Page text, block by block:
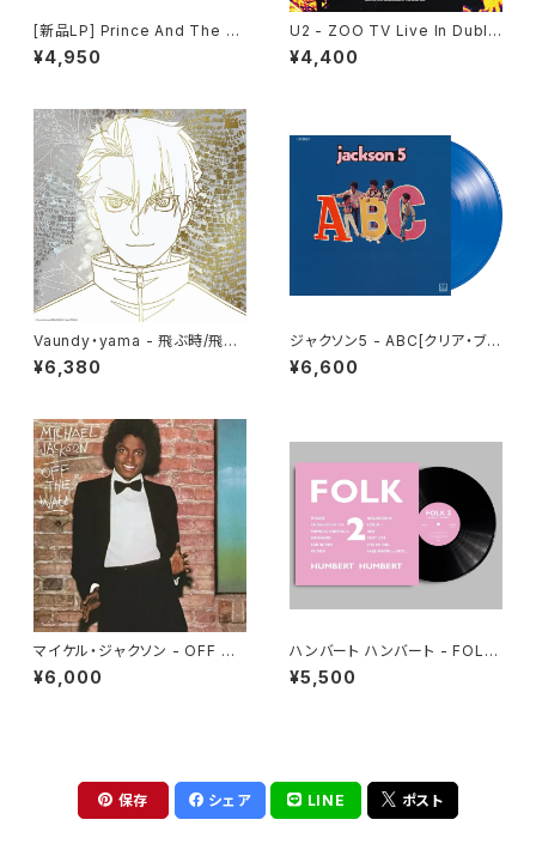
[新品LP] Prince And The R
evolution ? Purple Rain / プ
リンス／パープル・レイン
¥4,950
U2 - ZOO TV Live In Dublin
1993 EP(12")
¥4,400
Vaundy・yama - 飛ぶ時/飛ぼ
うよ(12")
¥6,380
ジャクソン5 - ABC[クリア・ブル
ー](LP重量盤)
¥6,600
マイケル・ジャクソン - OFF TH
E WALL(LP)
¥6,000
ハンバート ハンバート - FOLK
2(LP)
¥5,500
保存 シェア LINE ポスト